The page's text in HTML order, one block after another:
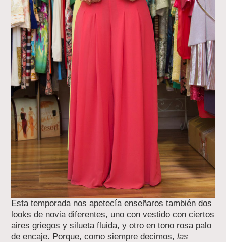
Esta temporada nos apetecía enseñaros también dos
looks de novia diferentes, uno con vestido con ciertos
aires griegos y silueta fluida, y otro en tono rosa palo
de encaje. Porque, como siempre decimos,las